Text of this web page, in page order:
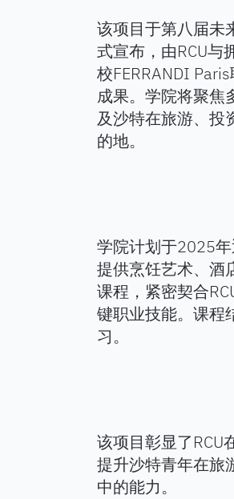
该项目于第八届未
式宣布，由RCU与
校FERRANDI
成果。学院将聚焦
及沙特在旅游、投
的地。
学院计划于2025
提供烹饪艺术、酒
课程，紧密契合
键职业技能。课程
习。
该项目彰显了RCU
提升沙特青年在旅
中的能力。